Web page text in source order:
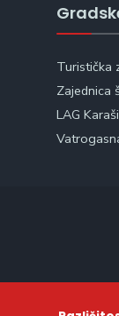
Turistička
Zajednica
LAG